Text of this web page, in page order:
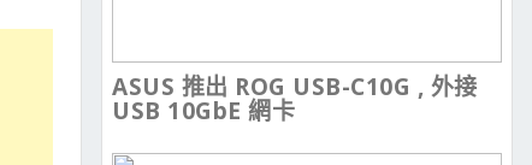
ASUS 推出 ROG USB-C10G , 外接
USB 10GbE 網卡